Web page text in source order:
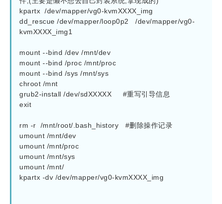
kpartx  /dev/mapper/vg0-kvmXXXX_img
dd_rescue /dev/mapper/loop0p2   /dev/mapper/vg0-
kvmXXXX_img1
mount --bind /dev /mnt/dev
mount --bind /proc /mnt/proc
mount --bind /sys /mnt/sys
chroot /mnt
grub2-install /dev/sdXXXXX     #重写引导信息
exit
rm -r  /mnt/root/.bash_history   #删除操作记录
umount /mnt/dev
umount /mnt/proc
umount /mnt/sys
umount /mnt/
kpartx -dv /dev/mapper/vg0-kvmXXXX_img